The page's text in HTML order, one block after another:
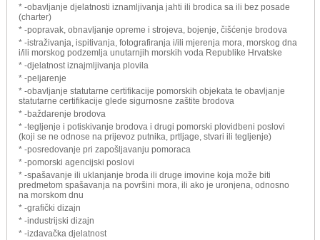
* -obavljanje djelatnosti iznamljivanja jahti ili brodica sa ili bez posade
(charter)
* -popravak, obnavljanje opreme i strojeva, bojenje, čišćenje brodova
* -istraživanja, ispitivanja, fotografiranja i/ili mjerenja mora, morskog dna
i/ili morskog podzemlja unutarnjih morskih voda Republike Hrvatske
* -djelatnost iznajmljivanja plovila
* -peljarenje
* -obavljanje statutarne certifikacije pomorskih objekata te obavljanje
statutarne certifikacije glede sigurnosne zaštite brodova
* -baždarenje brodova
* -tegljenje i potiskivanje brodova i drugi pomorski plovidbeni poslovi
(koji se ne odnose na prijevoz putnika, prtljage, stvari ili tegljenje)
* -posredovanje pri zapošljavanju pomoraca
* -pomorski agencijski poslovi
* -spašavanje ili uklanjanje broda ili druge imovine koja može biti
predmetom spašavanja na površini mora, ili ako je uronjena, odnosno
na morskom dnu
* -grafički dizajn
* -industrijski dizajn
* -izdavačka djelatnost